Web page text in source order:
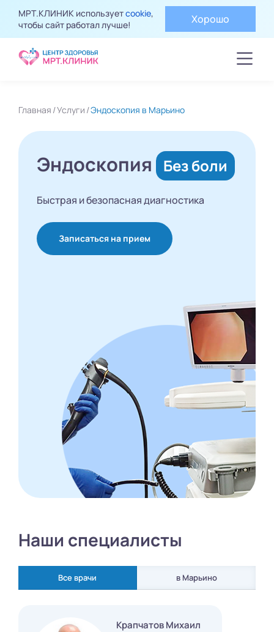
МРТ.КЛИНИК используетcookie,
чтобы сайт работал лучше!
Хорошо
Главная Услуги Эндоскопия в Марьино
Эндоскопия Без боли
Быстрая и безопасная диагностика
Записаться на прием
Наши специалисты
Все врачи в Марьино
Крапчатов Михаил